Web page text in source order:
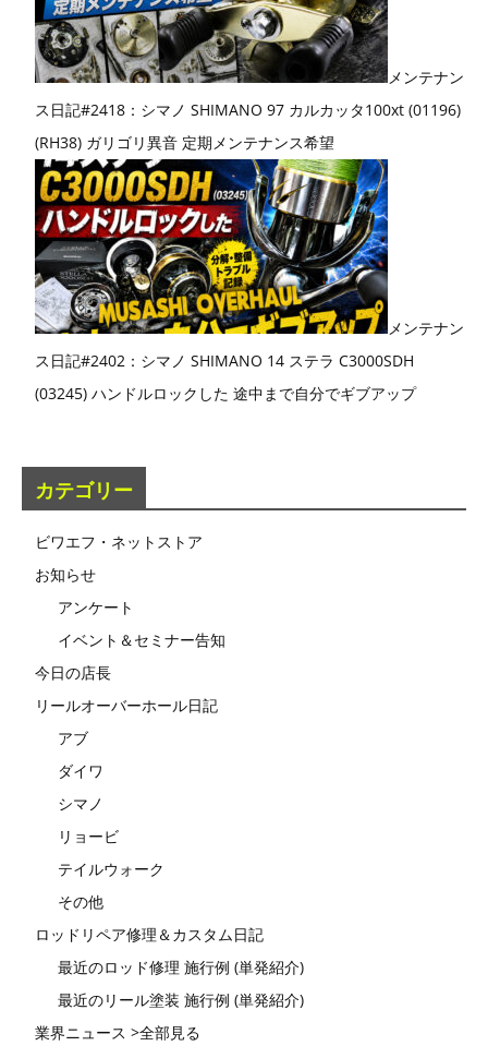
メンテナン
ス日記#2418：シマノ SHIMANO 97 カルカッタ100xt (01196)
(RH38) ガリゴリ異音 定期メンテナンス希望
メンテナン
ス日記#2402：シマノ SHIMANO 14 ステラ C3000SDH
(03245) ハンドルロックした 途中まで自分でギブアップ
カテゴリー
ビワエフ・ネットストア
お知らせ
アンケート
イベント＆セミナー告知
今日の店長
リールオーバーホール日記
アブ
ダイワ
シマノ
リョービ
テイルウォーク
その他
ロッドリペア修理＆カスタム日記
最近のロッド修理 施行例 (単発紹介)
最近のリール塗装 施行例 (単発紹介)
業界ニュース >全部見る